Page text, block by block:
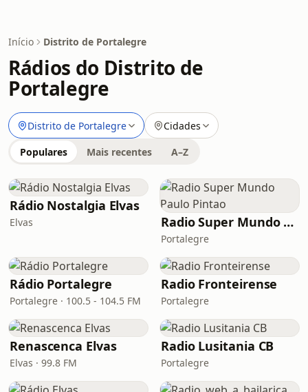
Início Distrito de Portalegre
Rádios do Distrito de
Portalegre
Distrito de Portalegre Cidades
Populares Mais recentes A–Z
Rádio Nostalgia Elvas
Elvas Radio Super Mundo Paulo Pintao
Portalegre
Rádio Portalegre
Portalegre · 100.5 - 104.5 FM
Radio Fronteirense
Portalegre
Renascenca Elvas
Elvas · 99.8 FM
Radio Lusitania CB
Portalegre